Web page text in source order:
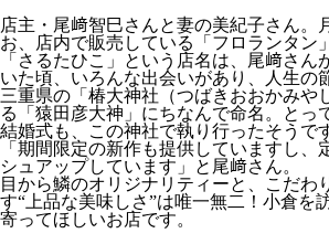
店主・尾﨑智巳さんと妻の美紀子さん
お、店内で販売している「フロランタン
「さるたひこ」という店名は、尾﨑さん
いた頃、いろんな出会いがあり、人生の
三重県の「椿大神社（つばきおおかみや
る「猿田彦大神」にちなんで命名。とっ
結婚式も、この神社で執り行ったそうで
「期間限定の新作も提供していますし、
シュアップしています」と尾﨑さん。
目から鱗のオリジナリティーと、こだわ
す“上品な美味しさ”は唯一無二！小倉を
寄ってほしいお店です。